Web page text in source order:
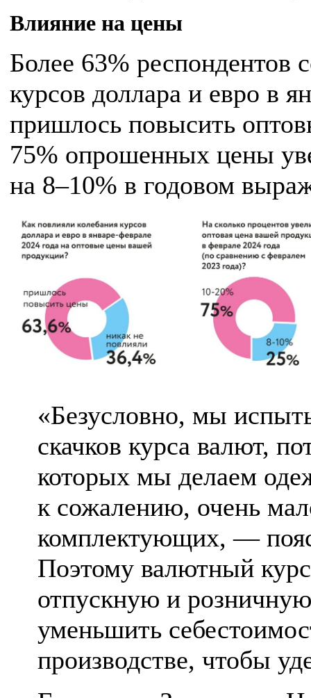
Влияние на цены
Более 63% респондентов
курсов доллара и евро в
пришлось повысить
75% опрошенных цены
на 8–10% в годовом
«Безусловно, мы
скачков курса валют,
которых мы делаем
к сожалению, очень
комплектующих, —
Поэтому валютный
отпускную и
уменьшить
производстве, чтобы